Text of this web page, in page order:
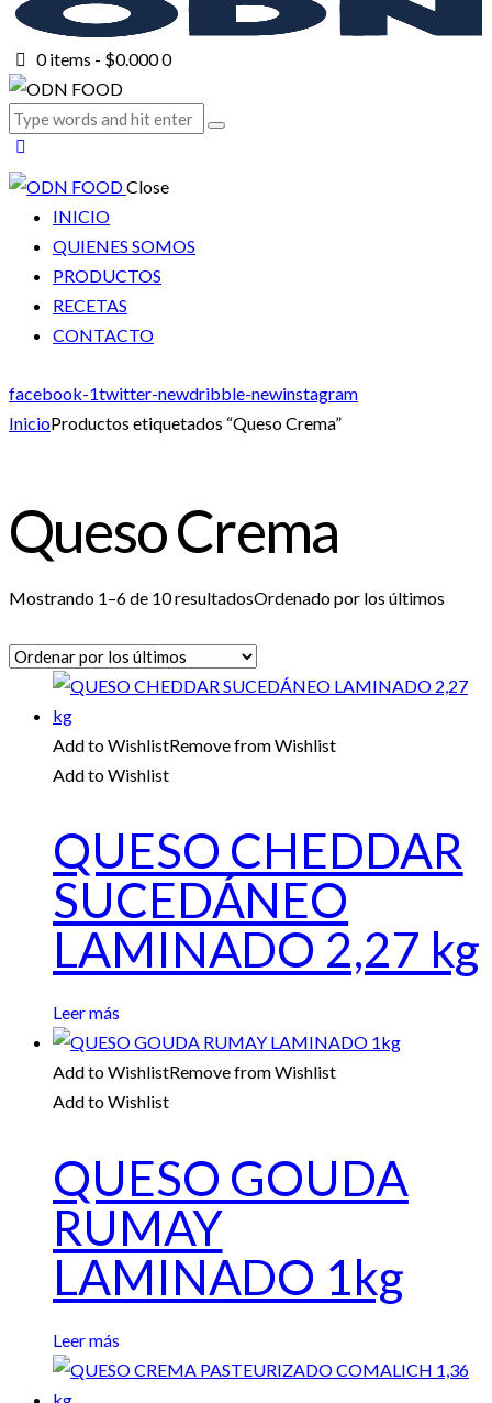
0 items - $0.0000
Close
INICIO
QUIENES SOMOS
PRODUCTOS
RECETAS
CONTACTO
facebook-1twitter-newdribble-newinstagram
InicioProductos etiquetados “Queso Crema”
Queso Crema
Mostrando 1–6 de 10 resultadosOrdenado por los últimos
Add to WishlistRemove from Wishlist
Add to Wishlist
QUESO CHEDDAR
SUCEDÁNEO
LAMINADO 2,27 kg
Leer más
Add to WishlistRemove from Wishlist
Add to Wishlist
QUESO GOUDA
RUMAY
LAMINADO 1kg
Leer más